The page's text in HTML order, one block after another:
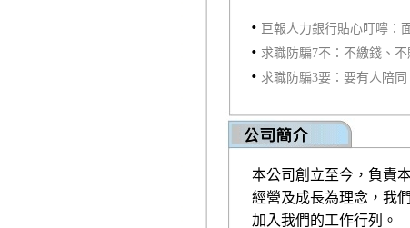
‧ 巨報人力銀行貼心叮嚀：
‧ 求職防騙7不：不繳錢、
‧ 求職防騙3要：要有人陪
本公司創立至今，負責
經營及成長為理念，我
加入我們的工作行列。